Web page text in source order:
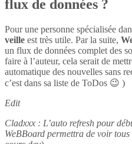
flux de données ?
Pour une personne spécialisée
veille est très utile. Par la suite,
un flux de données complet des
faire à l’auteur, cela serait de
automatique des nouvelles sans
c’est dans sa liste de ToDos 😉 )
Edit
Cladxxx : L’auto refresh pour
WeBBoard permettra de voir tous